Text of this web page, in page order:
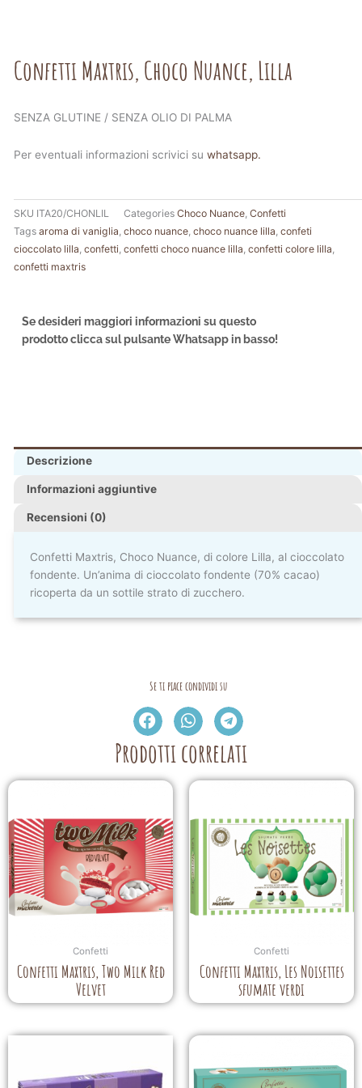
Confetti Maxtris, Choco Nuance, Lilla
SENZA GLUTINE / SENZA OLIO DI PALMA
Per eventuali informazioni scrivici su whatsapp.
SKU ITA20/CHONLIL Categories Choco Nuance Confetti
Tags aroma di vaniglia choco nuance choco nuance lilla confeti
cioccolato lilla confetti confetti choco nuance lilla confetti colore lilla
confetti maxtris
Se desideri maggiori informazioni su questo
prodotto clicca sul pulsante Whatsapp in basso!
Descrizione
Informazioni aggiuntive
Recensioni (0)
Confetti Maxtris, Choco Nuance, di colore Lilla, al cioccolato
fondente. Un’anima di cioccolato fondente (70% cacao)
ricoperta da un sottile strato di zucchero.
Se ti piace condividi su
Prodotti correlati
Confetti
Confetti Maxtris, Two Milk Red
Velvet
Confetti
Confetti Maxtris, Les Noisettes
sfumate verdi